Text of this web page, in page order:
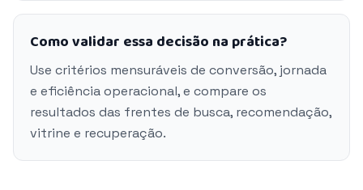
Como validar essa decisão na prática?
Use critérios mensuráveis de conversão, jornada
e eficiência operacional, e compare os
resultados das frentes de busca, recomendação,
vitrine e recuperação.